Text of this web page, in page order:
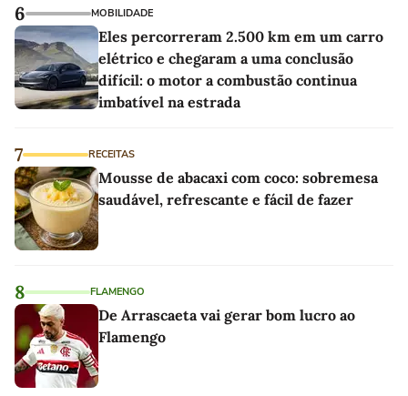
6 MOBILIDADE
Eles percorreram 2.500 km em um carro
elétrico e chegaram a uma conclusão
difícil: o motor a combustão continua
imbatível na estrada
7 RECEITAS
Mousse de abacaxi com coco: sobremesa
saudável, refrescante e fácil de fazer
8 FLAMENGO
De Arrascaeta vai gerar bom lucro ao
Flamengo